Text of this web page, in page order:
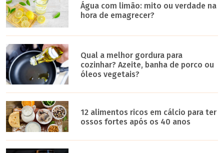
Água com limão: mito ou verdade na
hora de emagrecer?
Qual a melhor gordura para
cozinhar? Azeite, banha de porco ou
óleos vegetais?
12 alimentos ricos em cálcio para ter
ossos fortes após os 40 anos